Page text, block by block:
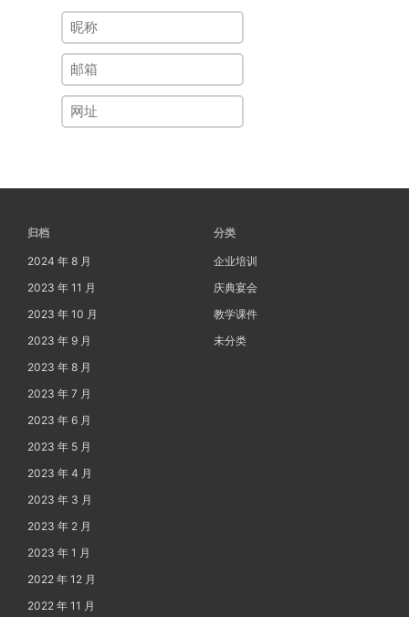
归档
2024 年 8 月
2023 年 11 月
2023 年 10 月
2023 年 9 月
2023 年 8 月
2023 年 7 月
2023 年 6 月
2023 年 5 月
2023 年 4 月
2023 年 3 月
2023 年 2 月
2023 年 1 月
2022 年 12 月
2022 年 11 月
分类
企业培训
庆典宴会
教学课件
未分类